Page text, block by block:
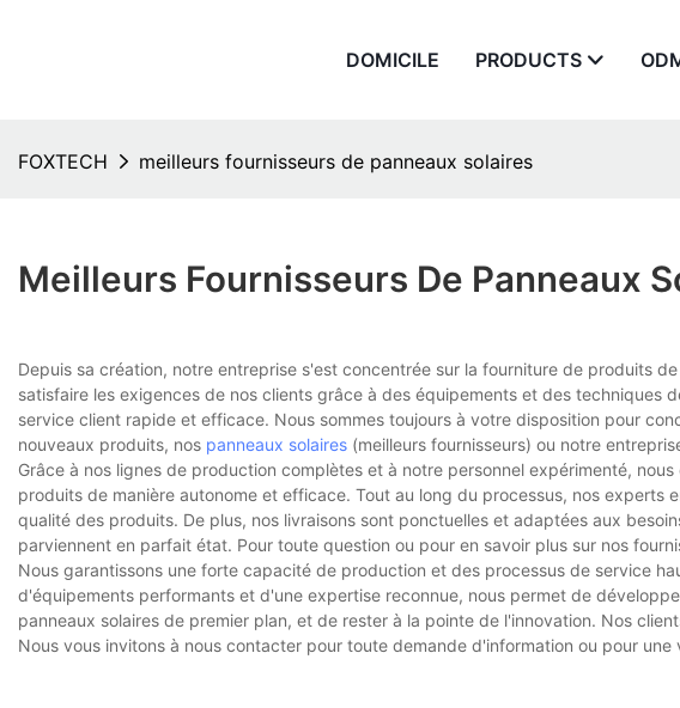
DOMICILE PRODUCTS
FOXTECH meilleurs fournisseurs de panneaux solaires
Meilleurs Fournisseurs De Panneaux
Depuis sa création, notre entreprise s'est concentrée sur la fourniture de produits
satisfaire les exigences de nos clients grâce à des équipements et des techniques
service client rapide et efficace. Nous sommes toujours à votre disposition pour
nouveaux produits, nos panneaux solaires (meilleurs fournisseurs) ou notre
Grâce à nos lignes de production complètes et à notre personnel expérimenté,
produits de manière autonome et efficace. Tout au long du processus, nos
qualité des produits. De plus, nos livraisons sont ponctuelles et adaptées aux
parviennent en parfait état. Pour toute question ou pour en savoir plus sur nos
Nous garantissons une forte capacité de production et des processus de service
d'équipements performants et d'une expertise reconnue, nous permet de
panneaux solaires de premier plan, et de rester à la pointe de l'innovation. Nos
Nous vous invitons à nous contacter pour toute demande d'information ou pour une